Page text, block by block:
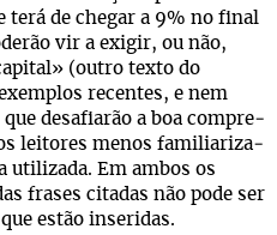
terá de che­gar a 9% no final
vir a exi­gir, ou não,
(outro texto do
recen­tes, e nem
desa­fi­a­rão a boa com­pre­
lei­to­res menos fami­li­a­ri­za­
uti­li­zada. Em ambos os
fra­ses cita­das não pode ser
estão inseridas.